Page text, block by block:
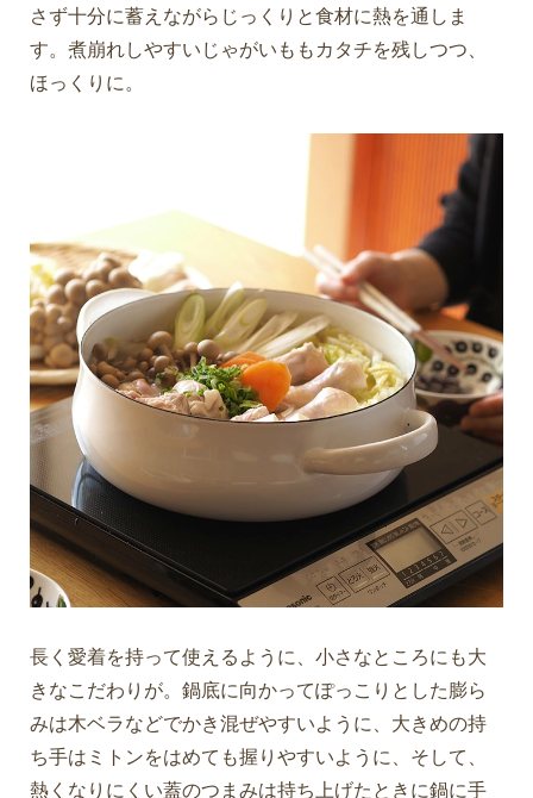
さず十分に蓄えながらじっくりと食材に熱を通しま
す。煮崩れしやすいじゃがいももカタチを残しつつ、
ほっくりに。
長く愛着を持って使えるように、小さなところにも大
きなこだわりが。鍋底に向かってぽっこりとした膨ら
みは木ベラなどでかき混ぜやすいように、大きめの持
ち手はミトンをはめても握りやすいように、そして、
熱くなりにくい蓋のつまみは持ち上げたときに鍋に手